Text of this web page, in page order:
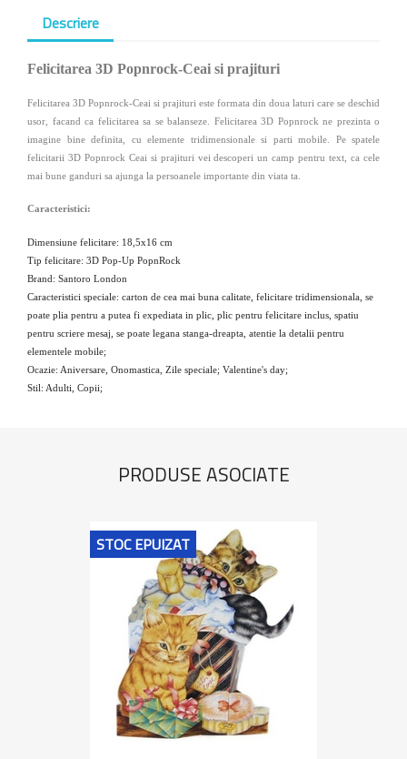
Descriere
Felicitarea 3D Popnrock-Ceai si prajituri
Felicitarea 3D Popnrock-Ceai si prajituri este formata din doua laturi care se deschid
usor, facand ca felicitarea sa se balanseze. Felicitarea 3D Popnrock ne prezinta o
imagine bine definita, cu elemente tridimensionale si parti mobile. Pe spatele
felicitarii 3D Popnrock Ceai si prajituri vei descoperi un camp pentru text, ca cele
mai bune ganduri sa ajunga la persoanele importante din viata ta.
Caracteristici:
Dimensiune felicitare: 18,5x16 cm
Tip felicitare: 3D Pop-Up PopnRock
Brand: Santoro London
Caracteristici speciale: carton de cea mai buna calitate, felicitare tridimensionala, se
poate plia pentru a putea fi expediata in plic, plic pentru felicitare inclus, spatiu
pentru scriere mesaj, se poate legana stanga-dreapta, atentie la detalii pentru
elementele mobile;
Ocazie: Aniversare, Onomastica, Zile speciale; Valentine's day;
Stil: Adulti, Copii;
PRODUSE ASOCIATE
STOC EPUIZAT